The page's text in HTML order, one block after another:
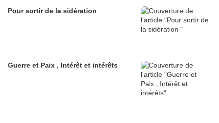
Pour sortir de la sidération
Guerre et Paix , Intérêt et intérêts